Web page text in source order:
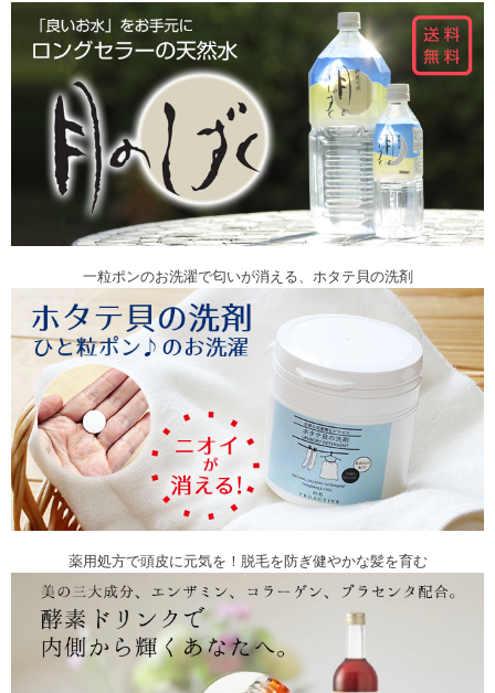
一粒ポンのお洗濯で匂いが消える、ホタテ貝の洗剤
薬用処方で頭皮に元気を！脱毛を防ぎ健やかな髪を育む